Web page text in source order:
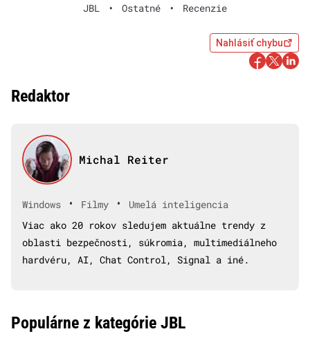
JBL • Ostatné • Recenzie
Nahlásiť chybu
Redaktor
Michal Reiter
Windows • Filmy •
Umelá inteligencia
Viac ako 20 rokov sledujem aktuálne trendy z
oblasti bezpečnosti, súkromia, multimediálneho
hardvéru, AI, Chat Control, Signal a iné.
Populárne z kategórie JBL